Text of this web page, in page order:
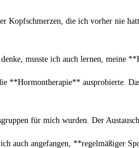
⁢die ich vorher​ nie
​musste ich auch lernen, meine
**Hormontherapie** ausprobierte.
für mich wurden. Der
auch angefangen,⁢ **regelmäßiger